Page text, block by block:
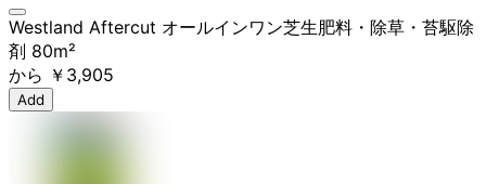
Westland Aftercut オールインワン芝生肥料・除草・苔駆除
剤 80m²
から ￥3,905
Add